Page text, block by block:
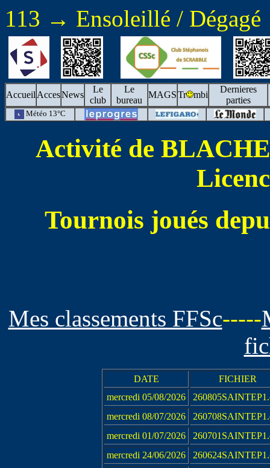
113 → Ensoleillé / Dégagé
Accueil AccesNews
Le
club
Le
bureau
MAGSTr mbi
Dernieres
parties
Météo 13°C
Activité de
Tournois joués
Mes classements FFSc-----
DATE
FICHIER
mercredi 05/08/2026
mercredi 08/07/2026
mercredi 01/07/2026
mercredi 24/06/2026